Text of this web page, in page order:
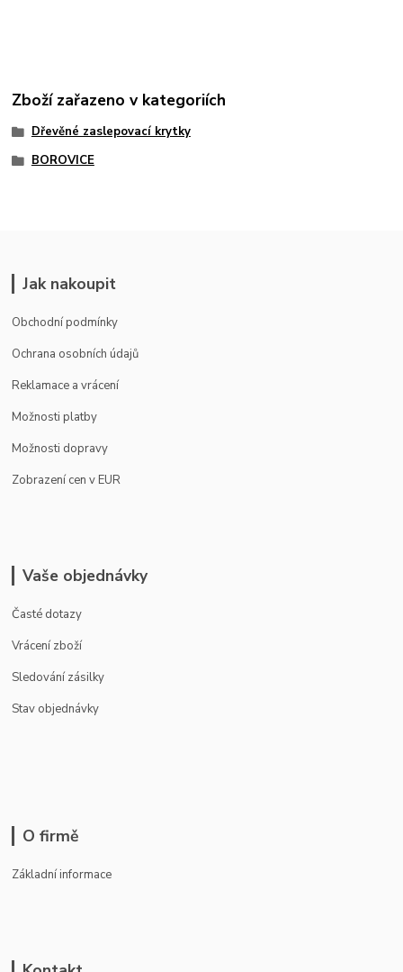
Zboží zařazeno v kategoriích
Dřevěné zaslepovací krytky
BOROVICE
Jak nakoupit
Obchodní podmínky
Ochrana osobních údajů
Reklamace a vrácení
Možnosti platby
Možnosti dopravy
Zobrazení cen v EUR
Vaše objednávky
Časté dotazy
Vrácení zboží
Sledování zásilky
Stav objednávky
O firmě
Základní informace